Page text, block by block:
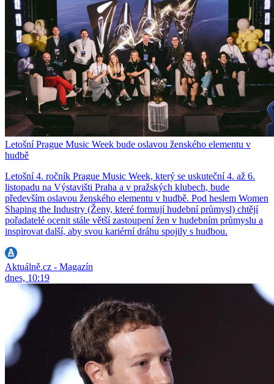
Letošní Prague Music Week bude oslavou ženského elementu v
hudbě
Letošní 4. ročník Prague Music Week, který se uskuteční 4. až 6.
listopadu na Výstavišti Praha a v pražských klubech, bude
především oslavou ženského elementu v hudbě. Pod heslem Women
Shaping the Industry (Ženy, které formují hudební průmysl) chtějí
pořadatelé ocenit stále větší zastoupení žen v hudebním průmyslu a
inspirovat další, aby svou kariérní dráhu spojily s hudbou.
Aktuálně.cz - Magazín
dnes, 10:19